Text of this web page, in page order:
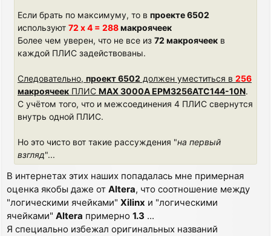
Если брать по максимуму, то в проекте 6502
используют 72 х 4 = 288макроячеек
Более чем уверен, что не все из 72 макроячеек в
каждой ПЛИС задействованы.
Следовательно, проект 6502 должен уместиться в 256
макроячеек ПЛИС MAX 3000A EPM3256ATC144-10N.
С учётом того, что и межсоединения 4 ПЛИС свернутся
внутрь одной ПЛИС.
Но это чисто вот такие рассуждения "на первый
взгляд"...
В интернетах этих наших попадалась мне примерная
оценка якобы даже от Altera, что соотношение между
"логическими ячейками" Xilinx и "логическими
ячейками" Altera примерно 1.3 ...
Я специально избежал оригинальных названий